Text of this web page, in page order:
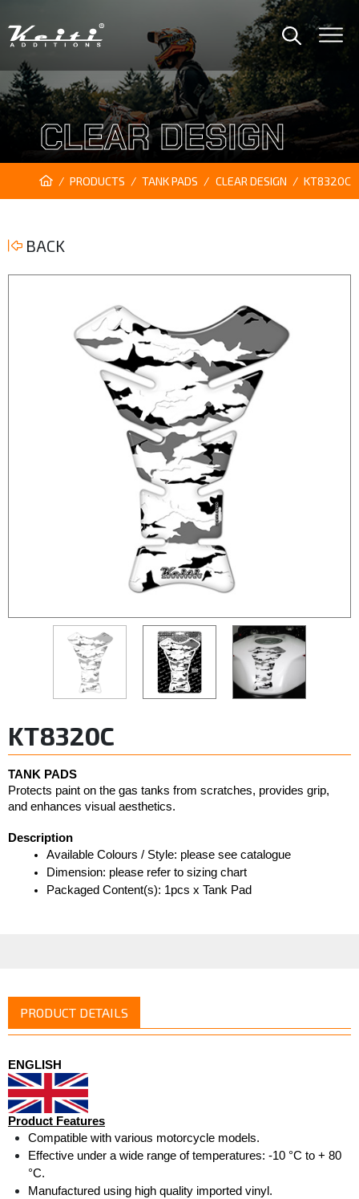
CLEAR DESIGN
PRODUCTS TANK PADS CLEAR DESIGN KT8320C
BACK
KT8320C
TANK PADS
Protects paint on the gas tanks from scratches, provides grip,
and enhances visual aesthetics.
Description
Available Colours / Style: please see catalogue
Dimension: please refer to sizing chart
Packaged Content(s): 1pcs x Tank Pad
PRODUCT DETAILS
ENGLISH
Product Features
Compatible with various motorcycle models.
Effective under a wide range of temperatures: -10 °C to + 80
°C.
Manufactured using high quality imported vinyl.